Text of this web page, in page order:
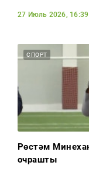
27 Июль 2026, 16:39
СПОРТ
Рөстәм
очрашты